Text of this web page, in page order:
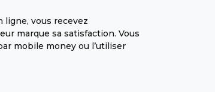
ligne, vous recevez
marque sa satisfaction. Vous
mobile money ou l’utiliser